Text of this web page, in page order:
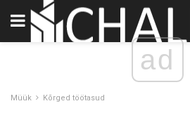
ad
Müük Kõrged töötasud